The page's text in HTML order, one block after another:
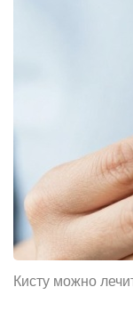
Кисту можно